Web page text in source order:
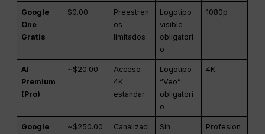
Google
One
Gratis
$0.00
Preestren
os
limitados
Logotipo
visible
obligatori
o
1080p
AI
Premium
(Pro)
~$20.00
Acceso
4K
estándar
Logotipo
“Veo”
obligatori
o
4K
Google
~$250.00
Canalizaci
Sin
Profesion